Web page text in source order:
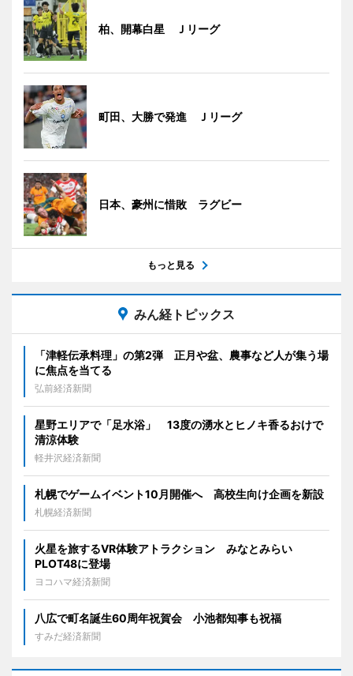
柏、開幕白星 Ｊリーグ
町田、大勝で発進 Ｊリーグ
日本、豪州に惜敗 ラグビー
もっと見る
みん経トピックス
「津軽伝承料理」の第2弾 正月や盆、農事など人が集う場
に焦点を当てる
弘前経済新聞
星野エリアで「足水浴」 13度の湧水とヒノキ香るおけで
清涼体験
軽井沢経済新聞
札幌でゲームイベント10月開催へ 高校生向け企画を新設
札幌経済新聞
火星を旅するVR体験アトラクション みなとみらい
PLOT48に登場
ヨコハマ経済新聞
八広で町名誕生60周年祝賀会 小池都知事も祝福
すみだ経済新聞